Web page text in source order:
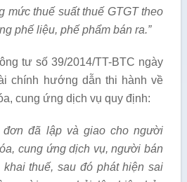
mức thuế suất thuế GTGT theo
phế liệu, phếphẩm bán ra.”
tư số 39/2014/TT-BTC ngày
chính hướng dẫn thi hành về
cung ứng dịch vụ quy định:
đơn đã lập và giao cho người
cung ứngdịch vụ, người bán
thuế, sau đóphát hiện sai